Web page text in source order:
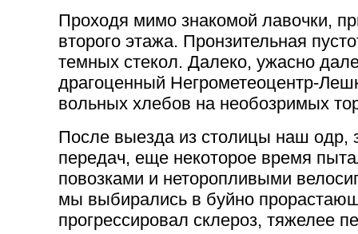
Проходя мимо знакомой лавочки,
второго этажа. Пронзительная
темных стекол. Далеко, ужасно
драгоценный Негрометеоцентр-
вольных хлебов на необозримых
После выезда из столицы наш одр,
передач, еще некоторое время
повозками и неторопливыми
мы выбирались в буйно
прогрессировал склероз, тяжелее